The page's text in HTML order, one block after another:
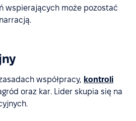
wspierających może pozostać
współpracy, kontroli
oraz kar. Lider skupia się na